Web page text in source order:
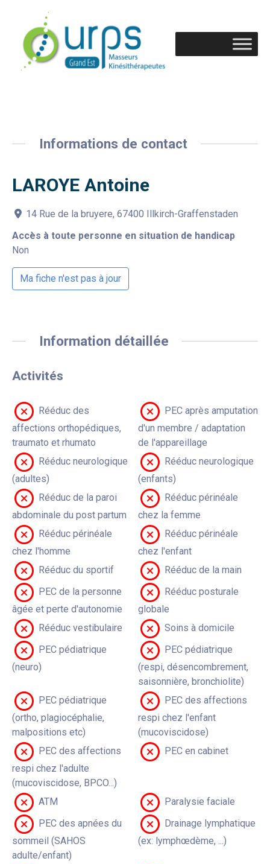
Informations de contact
LAROYE Antoine
14 Rue de la bruyere, 67400 Illkirch-Graffenstaden
Accès à toute personne en situation de handicap
Non
Ma fiche n'est pas à jour
Information détaillée
Activités
Rééduc des
affections orthopédiques,
traumato et rhumato
PEC après amputation
d'un membre / adaptation
de l'appareillage
Rééduc neurologique
(adultes)
Rééduc neurologique
(enfants)
Rééduc de la paroi
abdominale du post partum
Rééduc périnéale
chez la femme
Rééduc périnéale
chez l'homme
Rééduc périnéale
chez l'enfant
Rééduc du sportif
Rééduc de la main
PEC de la personne
âgée et perte d'autonomie
Rééduc posturale
globale
Rééduc vestibulaire
Soins à domicile
PEC pédiatrique
(neuro)
PEC pédiatrique
(respi, désencombrement,
saisonnière, bronchiolite)
PEC pédiatrique
(ortho, plagiocéphalie,
malpositions etc)
PEC des affections
respi chez l'enfant
(mucoviscidose)
PEC des affections
respi chez l'adulte
(mucoviscidose, BPCO...)
PEC en cabinet
ATM
Paralysie faciale
PEC des apnées du
sommeil (SAHOS
adulte/enfant)
Drainage lymphatique
(ex: lymphœdème, ...)